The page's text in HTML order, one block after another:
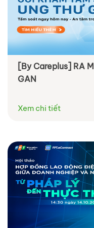
[By Careplus] RA
GAN
Xem chi tiết